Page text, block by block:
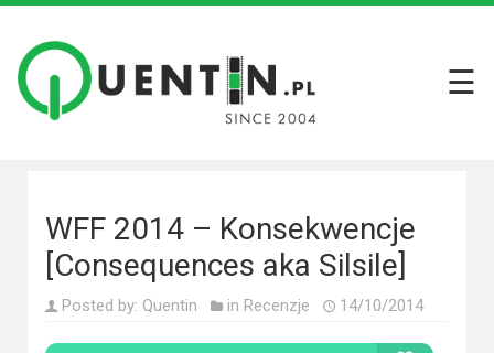
Filmy
Krótkie
recenzje
Seriale
☰
WFF 2014 – Konsekwencje
[Consequences aka Silsile]
Posted by: Quentin in Recenzje 14/10/2014